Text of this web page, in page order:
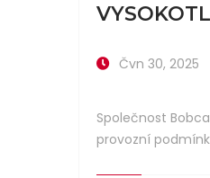
Čvn 30, 2025
Společnost
provozní